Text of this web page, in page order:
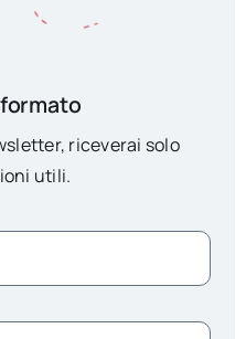
riceverai solo
utili.